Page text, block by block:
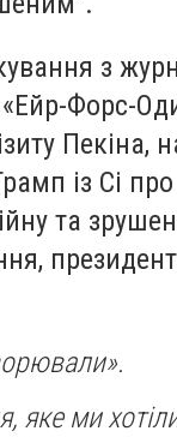
з
«Ейр-Форс-
Пекіна,
із Сі
та
яке ми